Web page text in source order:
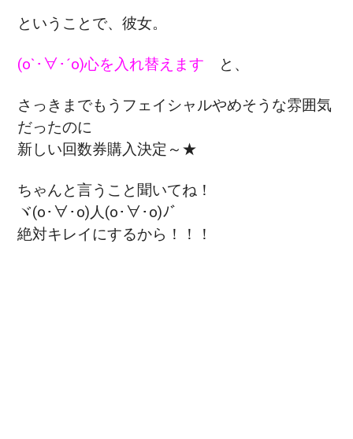
ということで、彼女。
(o`･∀･´o)心を入れ替えます と、
さっきまでもうフェイシャルやめそうな雰囲気
だったのに
新しい回数券購入決定～★
ちゃんと言うこと聞いてね！
ヾ(o･∀･o)人(o･∀･o)ﾉﾞ
絶対キレイにするから！！！